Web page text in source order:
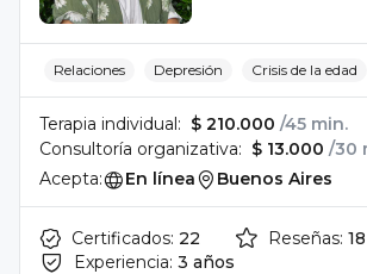
Relaciones Depresión Crisis de la edad
Terapia individual: $ 210.000 /45 min.
Consultoría organizativa: $ 13.000 /30
Acepta:
En línea Buenos Aires
Certificados: 22
Experiencia: 3 años
Reseñas: 18